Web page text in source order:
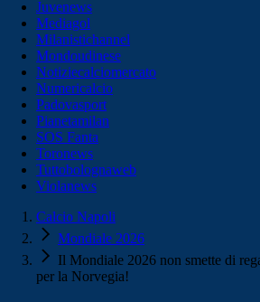
Juvenews
Mediagol
Milanistichannel
Mondoudinese
Notiziecalciomercato
Numericalcio
Padovasport
Pianetamilan
SOS Fanta
Toronews
Tuttobolognaweb
Violanews
Calcio Napoli
Mondiale 2026
Il Mondiale 2026 non smette di
per la Norvegia!